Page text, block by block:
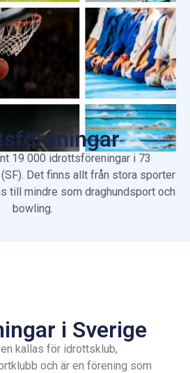
19 000 idrottsföreningar i 73
Det finns allt från stora sporter
till mindre som draghundsport och
bowling.
i Sverige
kallas för idrottsklub,
och är en förening som